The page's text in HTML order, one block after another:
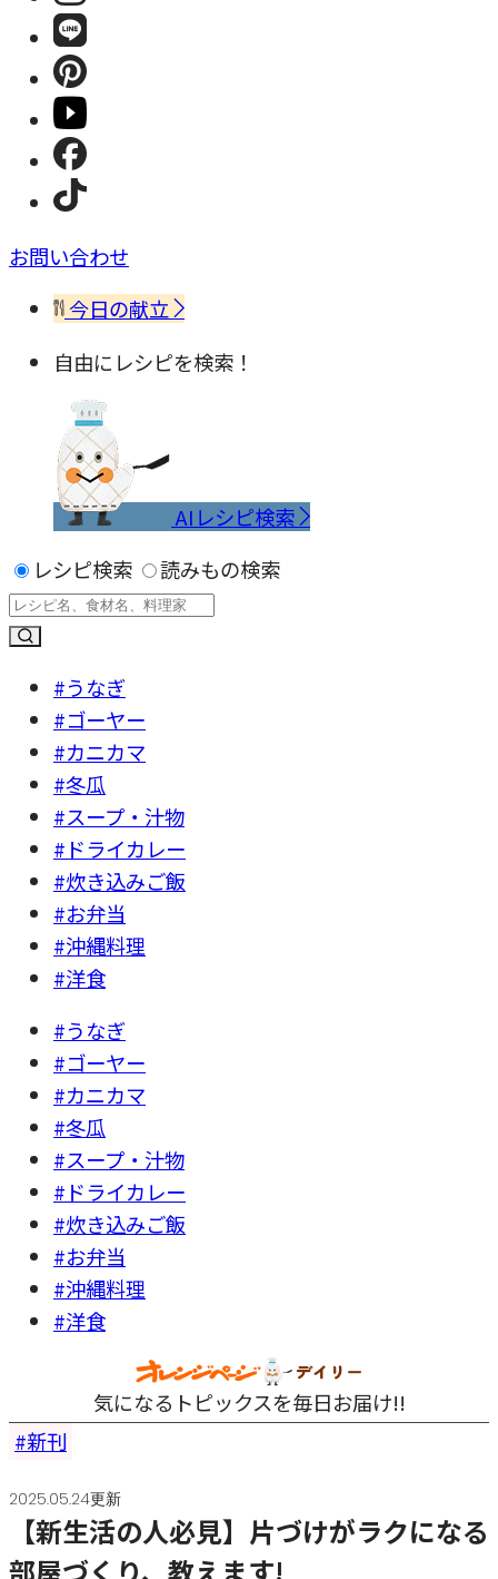
お問い合わせ
今日の献立
自由にレシピを検索！
AIレシピ検索
レシピ検索
読みもの検索
#うなぎ
#ゴーヤー
#カニカマ
#冬瓜
#スープ・汁物
#ドライカレー
#炊き込みご飯
#お弁当
#沖縄料理
#洋食
#うなぎ
#ゴーヤー
#カニカマ
#冬瓜
#スープ・汁物
#ドライカレー
#炊き込みご飯
#お弁当
#沖縄料理
#洋食
気になるトピックスを毎日お届け!!
新刊
2025.05.24更新
【新生活の人必見】片づけがラクになる
部屋づくり、教えます!